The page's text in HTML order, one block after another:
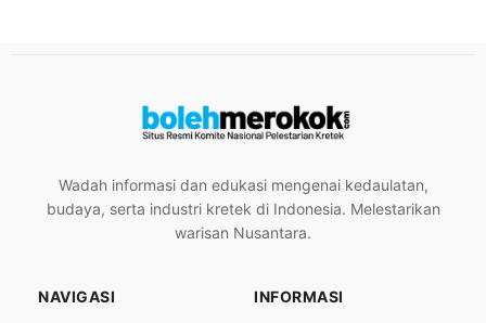
Wadah informasi dan edukasi mengenai kedaulatan,
budaya, serta industri kretek di Indonesia. Melestarikan
warisan Nusantara.
NAVIGASI INFORMASI